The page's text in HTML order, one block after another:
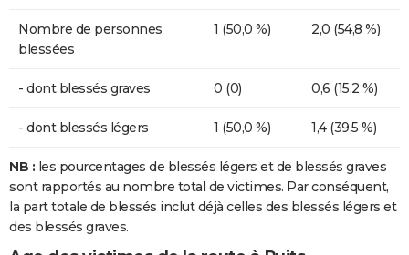
Nombre de personnes
blessées
1 (50,0 %) 2,0 (54,8 %)
- dont blessés graves 0 (0) 0,6 (15,2 %)
- dont blessés légers 1 (50,0 %) 1,4 (39,5 %)
NB : les pourcentages de blessés légers et de blessés graves
sont rapportés au nombre total de victimes. Par conséquent,
la part totale de blessés inclut déjà celles des blessés légers et
des blessés graves.